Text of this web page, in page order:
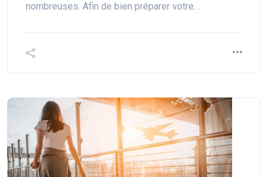
nombreuses. Afin de bien préparer votre…